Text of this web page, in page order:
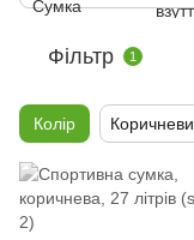
Фільтр 1
Колір